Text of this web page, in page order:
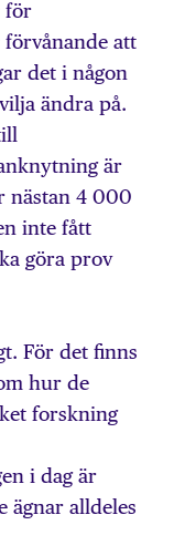
för
att
det i någon
ändra på.
är
nästan 4 000
inte fått
göra prov
För det finns
hur de
forskning
i dag är
ägnar alldeles